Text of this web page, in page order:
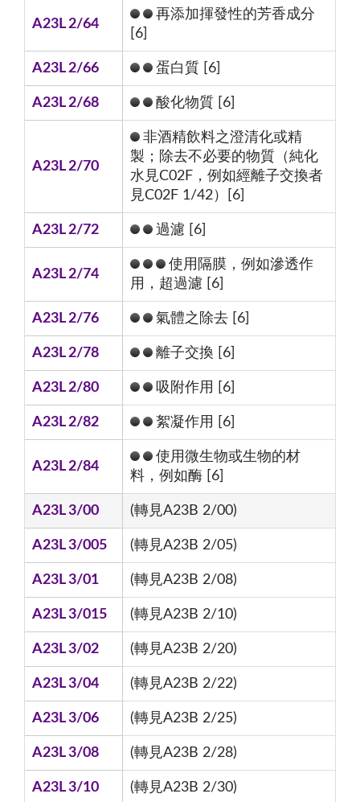
A23L 2/64
再添加揮發性的芳香成分
[6]
A23L 2/66 蛋白質 [6]
A23L 2/68 酸化物質 [6]
A23L 2/70
非酒精飲料之澄清化或精
製；除去不必要的物質（純化
水見C02F，例如經離子交換者
見C02F 1/42）[6]
A23L 2/72 過濾 [6]
A23L 2/74
使用隔膜，例如滲透作
用，超過濾 [6]
A23L 2/76 氣體之除去 [6]
A23L 2/78 離子交換 [6]
A23L 2/80 吸附作用 [6]
A23L 2/82 絮凝作用 [6]
A23L 2/84
使用微生物或生物的材
料，例如酶 [6]
A23L 3/00 (轉見A23B 2/00)
A23L 3/005 (轉見A23B 2/05)
A23L 3/01 (轉見A23B 2/08)
A23L 3/015 (轉見A23B 2/10)
A23L 3/02 (轉見A23B 2/20)
A23L 3/04 (轉見A23B 2/22)
A23L 3/06 (轉見A23B 2/25)
A23L 3/08 (轉見A23B 2/28)
A23L 3/10 (轉見A23B 2/30)